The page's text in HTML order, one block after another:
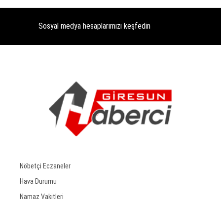
Sosyal medya hesaplarımızı keşfedin
Nöbetçi Eczaneler
Hava Durumu
Namaz Vakitleri